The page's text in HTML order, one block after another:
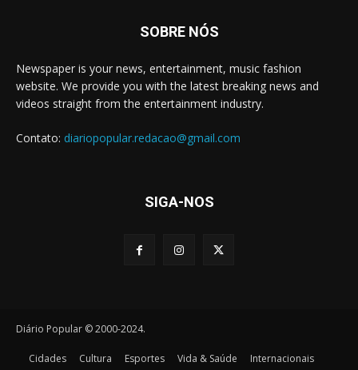
SOBRE NÓS
Newspaper is your news, entertainment, music fashion
website. We provide you with the latest breaking news and
videos straight from the entertainment industry.
Contato: diariopopular.redacao@gmail.com
SIGA-NOS
Diário Popular © 2000-2024.
Cidades Cultura Esportes Vida & Saúde
Internacionais